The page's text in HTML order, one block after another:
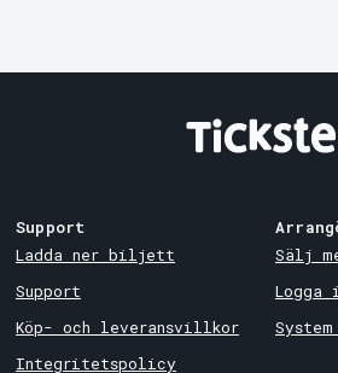
Support
Ladda ner biljett
Support
Köp- och leveransvillkor
Integritetspolicy
Sälj
Logga